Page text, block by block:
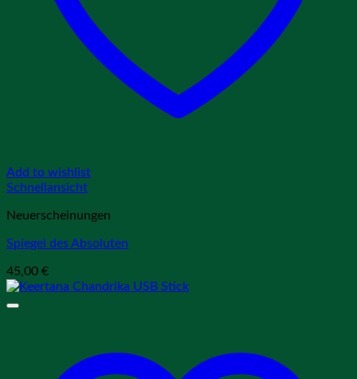
Add to wishlist
Schnellansicht
Neuerscheinungen
Spiegel des Absoluten
45,00 €